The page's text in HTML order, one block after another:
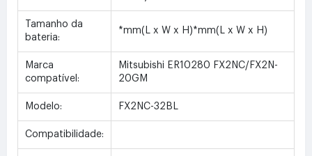
Tamanho da
bateria:
*mm(L x W x H)*mm(L x W x H)
Marca
compatível:
Mitsubishi ER10280 FX2NC/FX2N-
20GM
Modelo: FX2NC-32BL
Compatibilidade: